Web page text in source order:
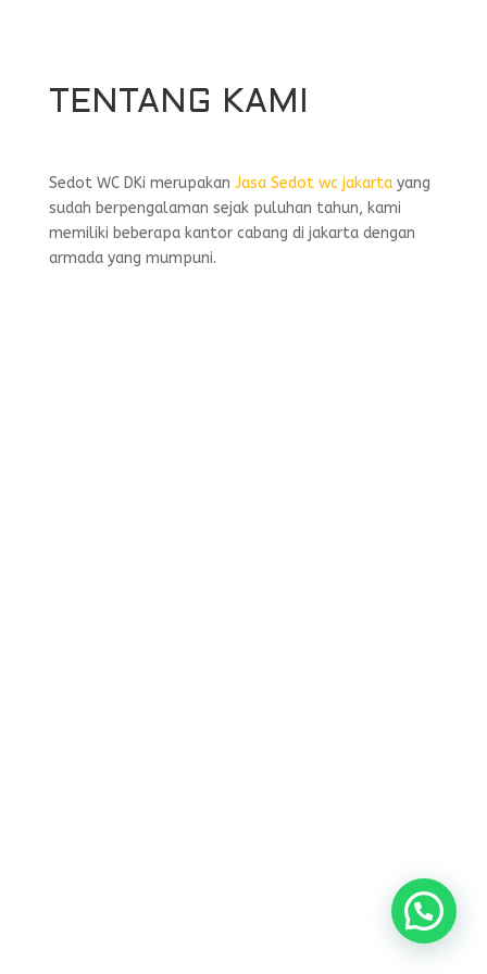
TENTANG KAMI
Sedot WC DKi merupakan Jasa Sedot wc jakartayang
sudah berpengalaman sejak puluhan tahun, kami
memiliki beberapa kantor cabang di jakarta dengan
armada yang mumpuni.